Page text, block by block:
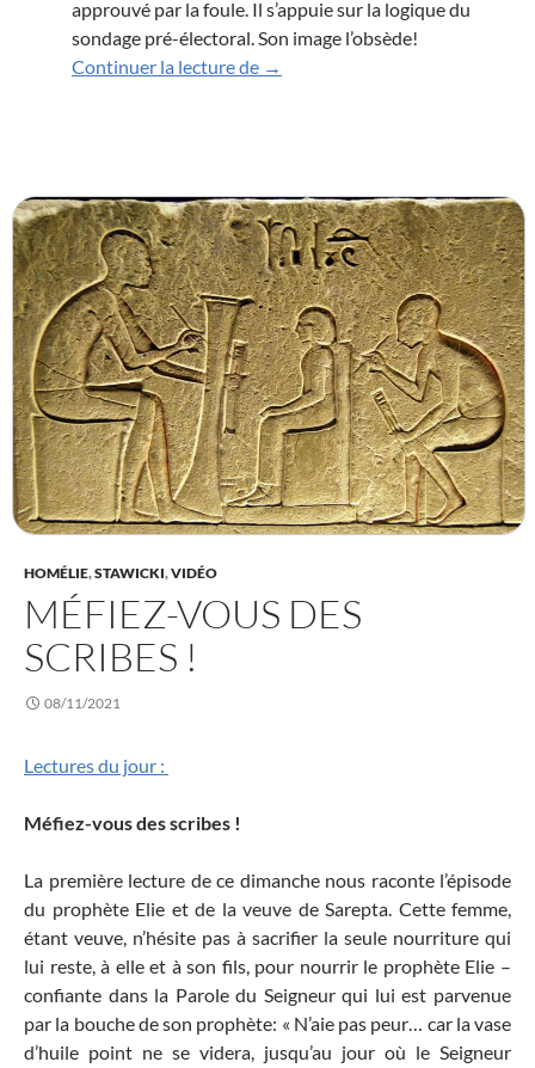
approuvé par la foule. Il s’appuie sur la logique du
sondage pré-électoral. Son image l’obsède!
Continuer la lecture de
Fête du Christ Roi de l’univers
→
HOMÉLIE,STAWICKI,VIDÉO
MÉFIEZ-VOUS DES
SCRIBES !
08/11/2021
Lectures du jour :
Méfiez-vous des scribes !
La première lecture de ce dimanche nous raconte l’épisode
du prophète Elie et de la veuve de Sarepta. Cette femme,
étant veuve, n’hésite pas à sacrifier la seule nourriture qui
lui reste, à elle et à son fils, pour nourrir le prophète Elie –
confiante dans la Parole du Seigneur qui lui est parvenue
par la bouche de son prophète: « N’aie pas peur… car la vase
d’huile point ne se videra, jusqu’au jour où le Seigneur